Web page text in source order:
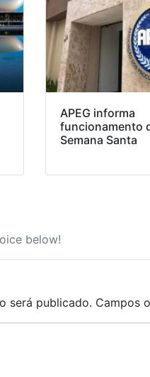
APEG informa
funcionamento
Semana Santa
below!
será publicado. Campos